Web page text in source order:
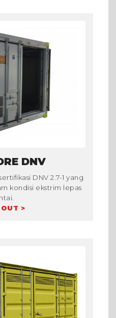
DNV
DNV 2.7-1 yang
kondisi ekstrim lepas
>